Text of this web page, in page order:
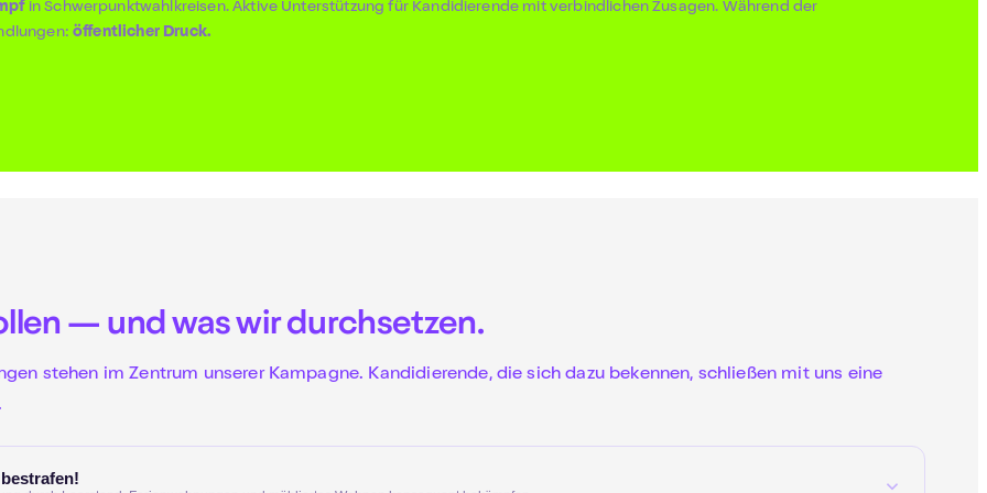
in Schwerpunktwahlkreisen. Aktive Unterstützung für Kandidierende mit verbindlichen Zusagen. Während der
öffentlicher Druck.
— und was wir durchsetzen.
stehen im Zentrum unserer Kampagne. Kandidierende, die sich dazu bekennen, schließen mit uns eine